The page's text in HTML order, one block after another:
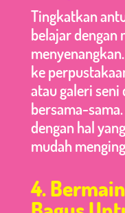
Tingkatkan
belajar dengan
ke
atau galeri
bersama-
dengan hal
mudah
4.